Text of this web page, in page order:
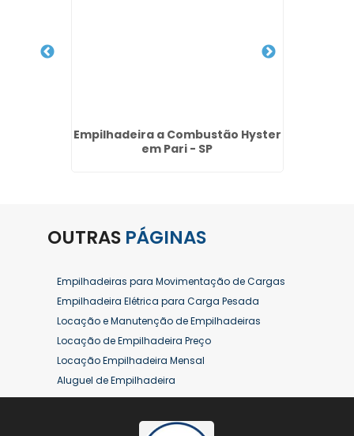
Empilhadeira a Combustão Hyster
em Pari - SP
OUTRAS PÁGINAS
Empilhadeiras para Movimentação de Cargas
Empilhadeira Elétrica para Carga Pesada
Locação e Manutenção de Empilhadeiras
Locação de Empilhadeira Preço
Locação Empilhadeira Mensal
Aluguel de Empilhadeira
Aluguel de Empilhadeira a Combustão
Aluguel de Empilhadeira Diária Valor